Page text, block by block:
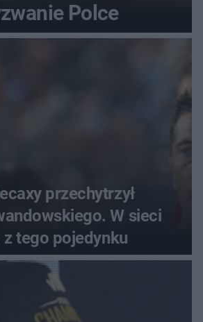
Polce
przechytrzył
W sieci
z tego pojedynku